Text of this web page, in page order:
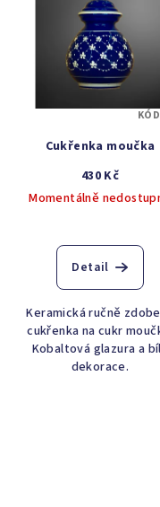
Cukřenka moučka
430 Kč
Momentálně
Detail
Keramická ručně
cukřenka na cukr
Kobaltová glazura a
dekorace.